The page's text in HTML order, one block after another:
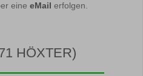
eine eMail erfolgen.
HÖXTER)